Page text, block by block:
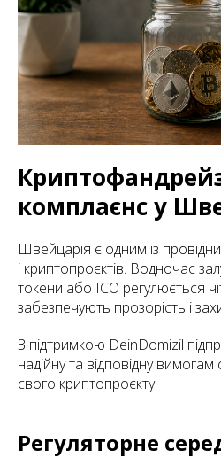
комплаєнс у
Швейцарія є одним із
і криптопроєктів. Водночас
токени або ICO регулюється
забезпечують прозорість і
З підтримкою DeinDomizil
надійну та відповідну вимогам
свого криптопроєкту.
Регуляторне